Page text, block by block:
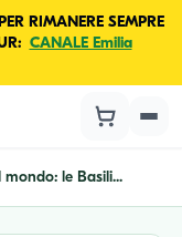
RIMANERE SEMPRE
CANALE Emilia
le Basili...